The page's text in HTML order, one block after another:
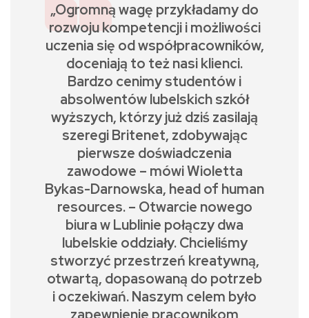
„Ogromną wagę przykładamy do
rozwoju kompetencji i możliwości
uczenia się od współpracowników,
doceniają to też nasi klienci.
Bardzo cenimy studentów i
absolwentów lubelskich szkół
wyższych, którzy już dziś zasilają
szeregi Britenet, zdobywając
pierwsze doświadczenia
zawodowe – mówi Wioletta
Bykas-Darnowska, head of human
resources. – Otwarcie nowego
biura w Lublinie połączy dwa
lubelskie oddziały. Chcieliśmy
stworzyć przestrzeń kreatywną,
otwartą, dopasowaną do potrzeb
i oczekiwań. Naszym celem było